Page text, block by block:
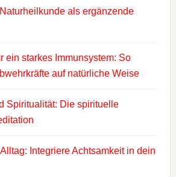
als ergänzende
ein starkes Immunsystem: So
auf natürliche Weise
Spiritualität: Die spirituelle
Integriere Achtsamkeit in dein